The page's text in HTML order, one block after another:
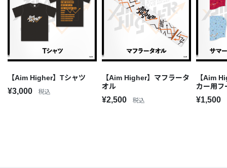
【Aim Higher】Tシャツ
¥3,000 税込
【Aim Higher】マフラータ
オル
¥2,500 税込
【Aim
カー用フ
¥1,500